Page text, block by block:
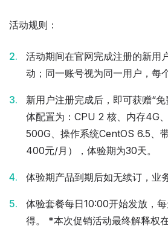
活动规则：
活动期间在官网完成注册的新用
动；同一账号视为同一用户，每
新用户注册完成后，即可获赠“
体配置为：CPU 2 核、内存4G
500G、操作系统CentOS 6.5、
400元/月），体验期为30天。
体验期产品到期后如无续订，业
体验套餐每日10:00开始发放，
得。 *本次促销活动最终解释权在